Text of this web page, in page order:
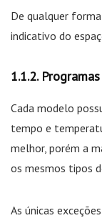
De qualquer
indicativo do
Cada modelo
tempo e
melhor, porém a
os mesmos tipos
As únicas